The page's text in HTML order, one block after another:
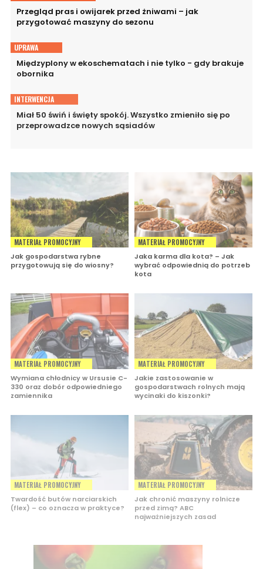
Przegląd pras i owijarek przed żniwami – jak
przygotować maszyny do sezonu
UPRAWA
Międzyplony w ekoschematach i nie tylko - gdy brakuje
obornika
INTERWENCJA
Miał 50 świń i święty spokój. Wszystko zmieniło się po
przeprowadzce nowych sąsiadów
MATERIAŁ PROMOCYJNY
Jak gospodarstwa rybne
przygotowują się do wiosny?
MATERIAŁ PROMOCYJNY
Jaka karma dla kota? – Jak
wybrać odpowiednią do potrzeb
kota
MATERIAŁ PROMOCYJNY
Wymiana chłodnicy w Ursusie C-
330 oraz dobór odpowiedniego
zamiennika
MATERIAŁ PROMOCYJNY
Jakie zastosowanie w
gospodarstwach rolnych mają
wycinaki do kiszonki?
MATERIAŁ PROMOCYJNY
Twardość butów narciarskich
(flex) – co oznacza w praktyce?
MATERIAŁ PROMOCYJNY
Jak chronić maszyny rolnicze
przed zimą? ABC
najważniejszych zasad